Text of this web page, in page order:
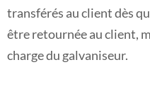
transférés au client dès
être retournée au client,
charge du galvaniseur.